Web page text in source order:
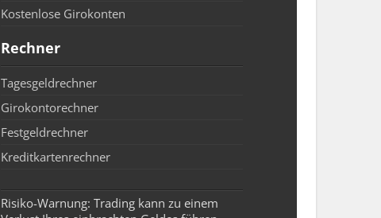
Kostenlose Girokonten
Rechner
Tagesgeldrechner
Girokontorechner
Festgeldrechner
Kreditkartenrechner
Risiko-Warnung: Trading kann zu einem